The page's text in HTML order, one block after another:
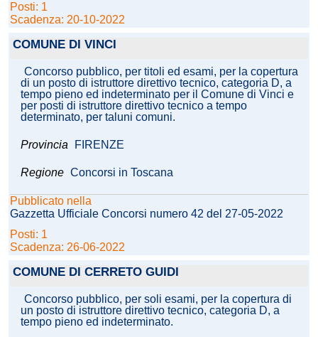
Posti: 1
Scadenza: 20-10-2022
COMUNE DI VINCI
Concorso pubblico, per titoli ed esami, per la copertura
di un posto di istruttore direttivo tecnico, categoria D, a
tempo pieno ed indeterminato per il Comune di Vinci e
per posti di istruttore direttivo tecnico a tempo
determinato, per taluni comuni.
Provincia FIRENZE
Regione Concorsi in Toscana
Pubblicato nella
Gazzetta Ufficiale Concorsi numero 42 del 27-05-2022
Posti: 1
Scadenza: 26-06-2022
COMUNE DI CERRETO GUIDI
Concorso pubblico, per soli esami, per la copertura di
un posto di istruttore direttivo tecnico, categoria D, a
tempo pieno ed indeterminato.